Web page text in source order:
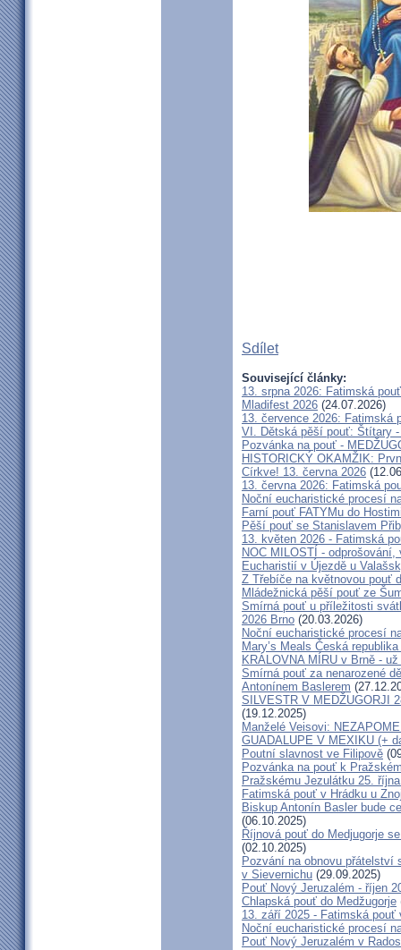
Sdílet
Související články:
13. srpna 2026: Fatimská
Mladifest 2026 (24.07.2026)
13. července 2026: Fatimská
VI. Dětská pěší pouť: Štítary
Pozvánka na pouť -
HISTORICKÝ OKAMŽIK:
Církve! 13. června 2026
13. června 2026: Fatimská
Noční eucharistické procesí
Farní pouť FATYMu do
Pěší pouť se Stanislavem
13. květen 2026 - Fatimská
NOC MILOSTÍ -
Eucharistií v Újezdě u
Z Třebíče na květnovou pouť
Mládežnická pěší pouť ze
Smírná pouť u příležitosti
2026 Brno (20.03.2026)
Noční eucharistické procesí
Mary’s Meals Česká
KRÁLOVNA MÍRU v Brně -
Smírná pouť za nenarozené
Antonínem Baslerem
SILVESTR V MEDŽUGORJI
(19.12.2025)
Manželé Veisovi:
GUADALUPE V MEXIKU (+
Poutní slavnost ve Filipově
Pozvánka na pouť k
Pražskému Jezulátku 25.
Fatimská pouť v Hrádku u
Biskup Antonín Basler bude
(06.10.2025)
Říjnová pouť do Medjugorje
(02.10.2025)
Pozvání na obnovu přátelství
v Sievernichu (29.09.2025)
Pouť Nový Jeruzalém - říjen
Chlapská pouť do Medžugorje
13. září 2025 - Fatimská pouť
Noční eucharistické procesí
Pouť Nový Jeruzalém v